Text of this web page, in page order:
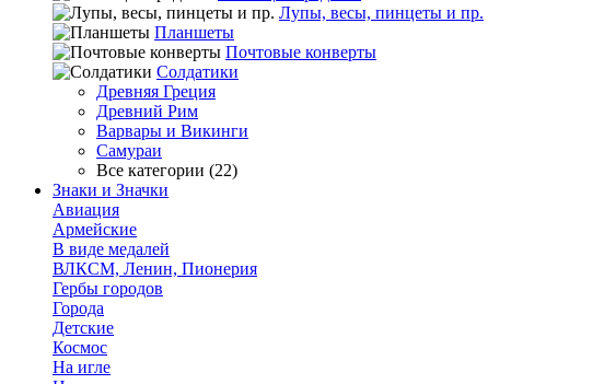
Лупы, весы, пинцеты и пр.
Планшеты
Почтовые конверты
Солдатики
Древняя Греция
Древний Рим
Варвары и Викинги
Самураи
Все категории (22)
Знаки и Значки
Авиация
Армейские
В виде медалей
ВЛКСМ, Ленин, Пионерия
Гербы городов
Города
Детские
Космос
На игле